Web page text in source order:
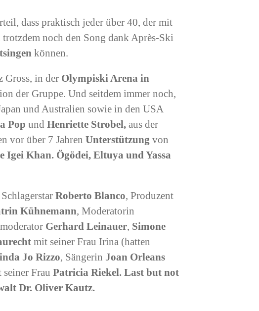
dass praktisch jeder über 40, der mit
noch den Song dank Après-Ski
können.
Gross, in der Olympiski Arena in
der Gruppe. Und seitdem immer noch,
und Australien sowie in den USA
Pop undHenriette Strobel, aus der
vor über 7 JahrenUnterstützung von
Igei Khan. Ögödei, Eltuya und Yassa
Roberto Blanco, Produzent
Kühnemann, Moderatorin
Gerhard Leinauer, Simone
mit seiner Frau Irina (hatten
Jo Rizzo, Sängerin Joan Orleans
seiner Frau Patricia Riekel.Last but not
Dr. Oliver Kautz.